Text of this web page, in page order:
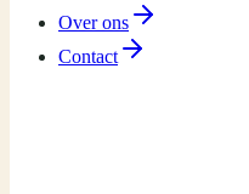
Over ons
Contact